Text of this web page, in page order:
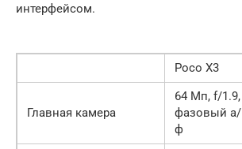
интерфейсом.
Poco X3
Главная камера
64 Мп, f/1.9,
фазовый а/
ф